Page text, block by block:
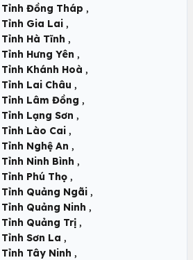
Tỉnh Đồng Tháp ,
Tỉnh Gia Lai ,
Tỉnh Hà Tĩnh ,
Tỉnh Hưng Yên ,
Tỉnh Khánh Hoà ,
Tỉnh Lai Châu ,
Tỉnh Lâm Đồng ,
Tỉnh Lạng Sơn ,
Tỉnh Lào Cai ,
Tỉnh Nghệ An ,
Tỉnh Ninh Bình ,
Tỉnh Phú Thọ ,
Tỉnh Quảng Ngãi ,
Tỉnh Quảng Ninh ,
Tỉnh Quảng Trị ,
Tỉnh Sơn La ,
Tỉnh Tây Ninh ,